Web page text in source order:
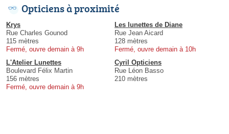
Opticiens à proximité
Krys
Rue Charles Gounod
115 mètres
Fermé, ouvre demain à 9h
Les lunettes de Diane
Rue Jean Aicard
128 mètres
Fermé, ouvre demain à 10h
L'Atelier Lunettes
Boulevard Félix Martin
156 mètres
Fermé, ouvre demain à 9h
Cyril Opticiens
Rue Léon Basso
210 mètres